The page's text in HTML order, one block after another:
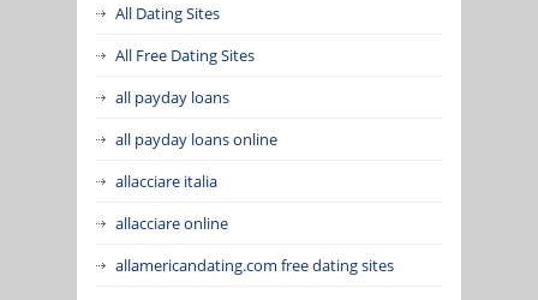
All Dating Sites
All Free Dating Sites
all payday loans
all payday loans online
allacciare italia
allacciare online
allamericandating.com free dating sites